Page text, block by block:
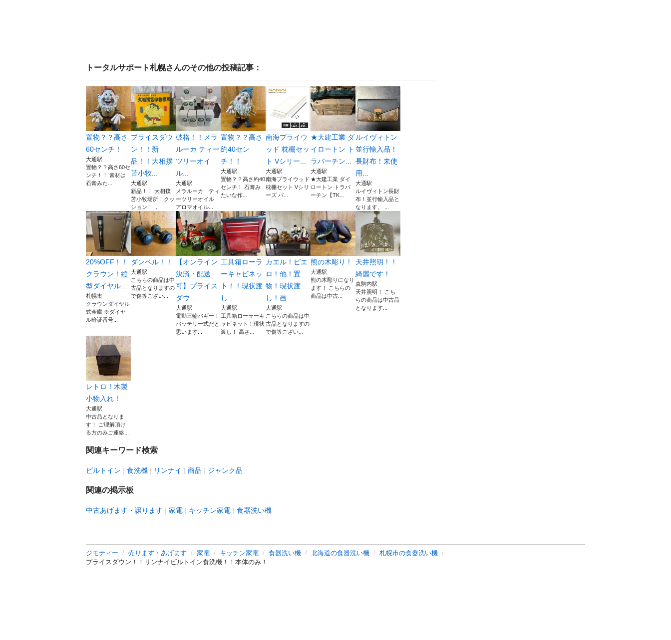
トータルサポート札幌さんのその他の投稿記事：
置物？？高さ
60センチ！
大通駅
置物？？高さ60セ
ンチ！！ 素材は
石膏みた...
プライスダウ
ン！！新
品！！大相撲
苫小牧...
大通駅
新品！！ 大相撲
苫小牧場所！クッ
ション！ ...
破格！！メラ
ルーカ ティー
ツリーオイ
ル...
大通駅
メラルーカ ティ
ーツリーオイル
アロマオイル...
置物？？高さ
約40セン
チ！！
大通駅
置物？？高さ約40
センチ！ 石膏み
たいな作...
南海プライウ
ッド 枕棚セッ
ト Vシリー...
大通駅
南海プライウッド
枕棚セット Vシリ
ーズ パ...
★大建工業 ダ
イロートン ト
ラバーチン...
大通駅
★大建工業 ダイ
ロートン トラバ
ーチン【TK...
ルイヴィトン
並行輸入品！
長財布！未使
用...
大通駅
ルイヴィトン長財
布！並行輸入品と
なります。 ...
20%OFF！！
クラウン！縦
型ダイヤル...
札幌市
クラウンダイヤル
式金庫 ※ダイヤ
ル暗証番号...
ダンベル！！
大通駅
こちらの商品は中
古品となりますの
で傷等ござい...
【オンライン
決済・配送
可】プライス
ダウ...
大通駅
電動三輪バギー！
バッテリー式だと
思います...
工具箱ローラ
ーキャビネッ
ト！！現状渡
し...
大通駅
工具箱ローラーキ
ャビネット！現状
渡し！ 高さ...
カエル！ピエ
ロ！他！置
物！現状渡
し！画...
大通駅
こちらの商品は中
古品となりますの
で傷等ござい...
熊の木彫り！
大通駅
熊の木彫りになり
ます！ こちらの
商品は中古...
天井照明！！
綺麗です！
真駒内駅
天井照明！ こち
らの商品は中古品
となります...
レトロ！木製
小物入れ！
大通駅
中古品となりま
す！ ご理解頂け
る方のみご連絡...
関連キーワード検索
ビルトイン 食洗機 リンナイ 商品 ジャンク品
関連の掲示板
中古あげます・譲ります 家電 キッチン家電 食器洗い機
ジモティー 売ります・あげます 家電 キッチン家電 食器洗い機 北海道の食器洗い機
札幌市の食器洗い機
プライスダウン！！リンナイビルトイン食洗機！！本体のみ！